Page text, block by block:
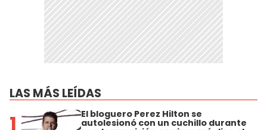
LAS MÁS LEÍDAS
1 El bloguero Perez Hilton se
autolesionó con un cuchillo durante